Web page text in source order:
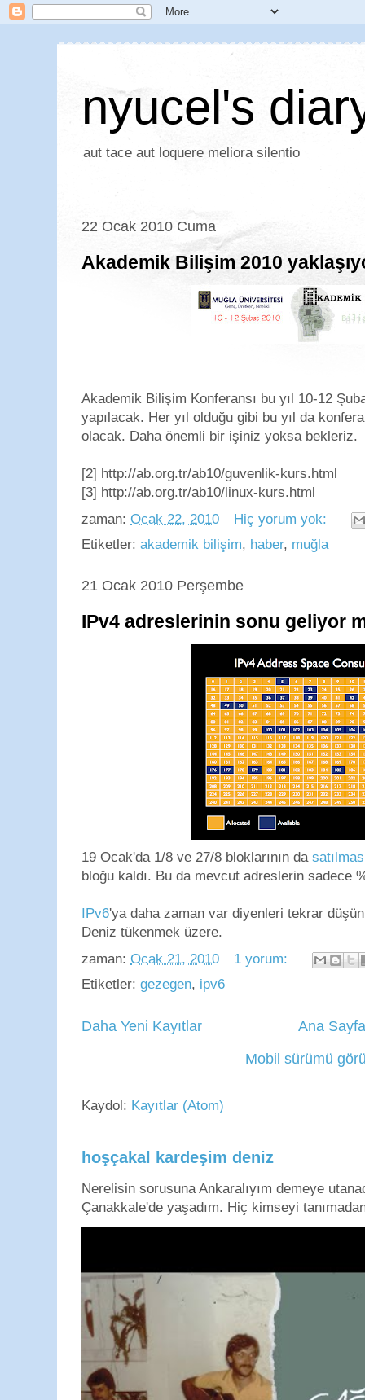
nyucel's
aut tace aut loquere meliora silentio
22 Ocak 2010 Cuma
Akademik Bilişim 2010
Akademik Bilişim Konferansı bu yıl 10-12
yapılacak. Her yıl olduğu gibi bu yıl da
olacak. Daha önemli bir işiniz yoksa bekleriz.
[2] http://ab.org.tr/ab10/guvenlik-kurs.html
[3] http://ab.org.tr/ab10/linux-kurs.html
zaman: Ocak 22, 2010
Hiç yorum yok:
Etiketler: akademik bilişim, haber, muğla
21 Ocak 2010 Perşembe
IPv4 adreslerinin sonu geliyor
19 Ocak'da 1/8 ve 27/8 bloklarının da
bloğu kaldı. Bu da mevcut adreslerin sadece
IPv6'ya daha zaman var diyenleri tekrar
Deniz tükenmek üzere.
zaman: Ocak 21, 2010
1 yorum:
Etiketler: gezegen, ipv6
Daha Yeni Kayıtlar
Ana
Mobil sürümü
Kaydol: Kayıtlar (Atom)
hoşçakal kardeşim deniz
Nerelisin sorusuna Ankaralıyım demeye
Çanakkale'de yaşadım. Hiç kimseyi